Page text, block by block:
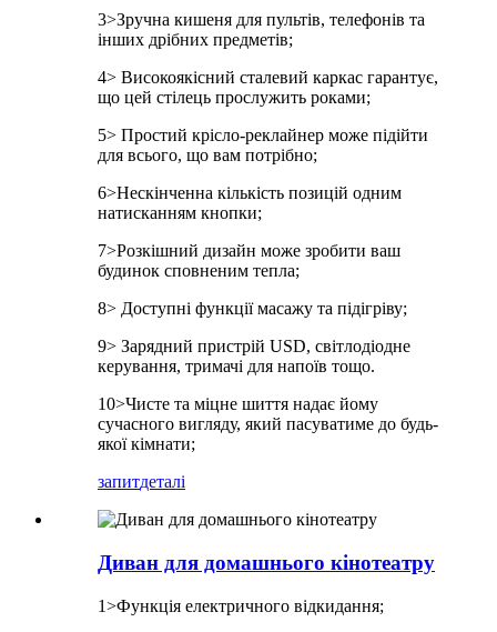
3>Зручна кишеня для пультів, телефонів та
інших дрібних предметів;
4> Високоякісний сталевий каркас гарантує,
що цей стілець прослужить роками;
5> Простий крісло-реклайнер може підійти
для всього, що вам потрібно;
6>Нескінченна кількість позицій одним
натисканням кнопки;
7>Розкішний дизайн може зробити ваш
будинок сповненим тепла;
8> Доступні функції масажу та підігріву;
9> Зарядний пристрій USD, світлодіодне
керування, тримачі для напоїв тощо.
10>Чисте та міцне шиття надає йому
сучасного вигляду, який пасуватиме до будь-
якої кімнати;
запитдеталі
Диван для домашнього кінотеатру
1>Функція електричного відкидання;